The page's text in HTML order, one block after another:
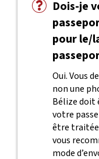
Dois-je
pour le/
Oui. Vous
non une
Bélize doit
votre
être traitée
vous
mode